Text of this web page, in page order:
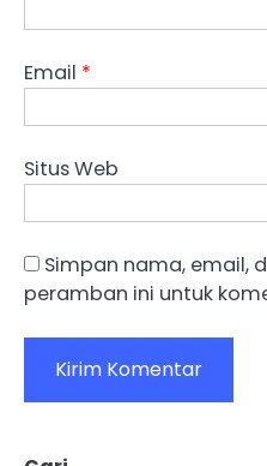
Email *
Situs Web
Simpan nama, email,
peramban ini untuk